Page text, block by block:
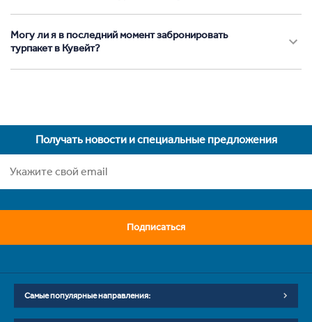
Могу ли я в последний момент забронировать
турпакет в Кувейт?
Получать новости и специальные предложения
Подписаться
Самые популярные направления: